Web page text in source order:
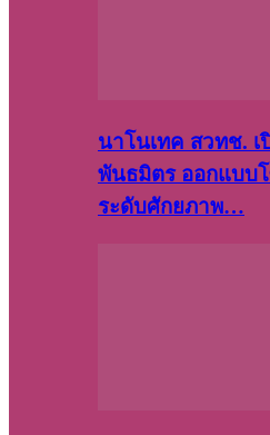
นาโนเทค สวทช. เ
พันธมิตร ออกแบบ
ระดับศักยภาพ…